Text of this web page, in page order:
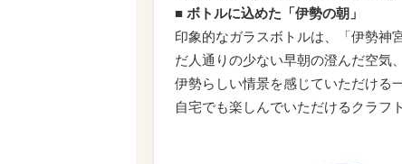
■ ボトルに込めた「伊勢の朝」
印象的なガラスボトルは、「伊勢神
だ人通りの少ない早朝の澄んだ空気
伊勢らしい情景を感じていただける
自宅でも楽しんでいただけるクラフ